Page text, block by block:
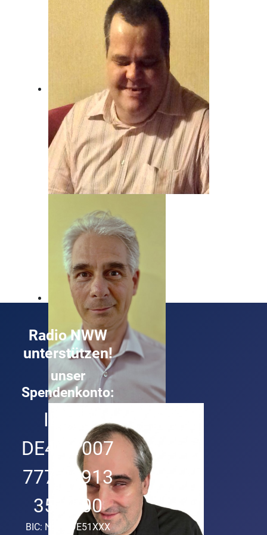
Unser Mann für Deutsche Musik und
Unser Mann, wenn's um Rock geht!
Technik und Musik ist sein Ding
Radio NWW
unterstützen!
unser
Spendenkonto:
IBAN:
DE49 1007
7777 0913
3513 00
BIC: NORSDE51XXX